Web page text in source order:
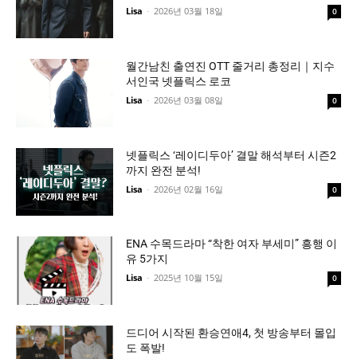
Lisa - 2026년 03월 18일 0
월간남친 출연진 OTT 줄거리 총정리｜지수
서인국 넷플릭스 로코
Lisa - 2026년 03월 08일 0
넷플릭스 ‘레이디두아’ 결말 해석부터 시즌2
까지 완전 분석!
Lisa - 2026년 02월 16일 0
ENA 수목드라마 “착한 여자 부세미” 흥행 이
유 5가지
Lisa - 2025년 10월 15일 0
드디어 시작된 환승연애4, 첫 방송부터 몰입
도 폭발!